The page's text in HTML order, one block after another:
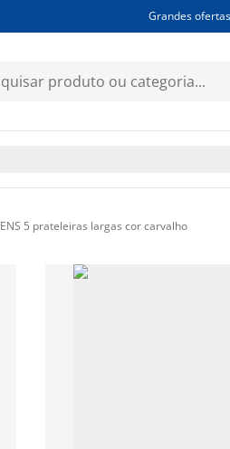
Grandes
5 prateleiras largas cor carvalho